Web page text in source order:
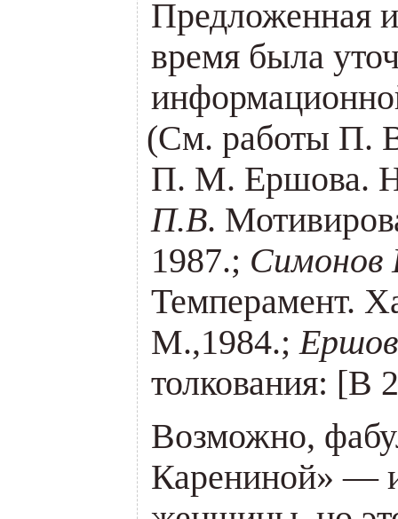
Предложенная
время была
(См. работы П.
П. М. Ершова.
П.В.
1987.;
Темперамент.
М.,1984.;
толкования: [В
Возможно,
Карениной» —